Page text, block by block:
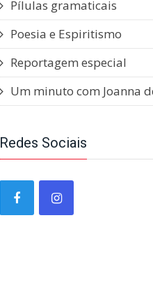
Pílulas gramaticais
Poesia e Espiritismo
Reportagem especial
Um minuto com Joanna
Redes Sociais